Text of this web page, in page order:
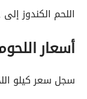
اللحم الكندوز إلى 441 جنيهًا.
أسعار
سجل سعر كيلو اللحم